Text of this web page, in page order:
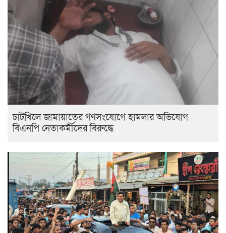
চাটখিলে জামায়াতের গণসংযোগে হামলার অভিযোগ
বিএনপি নেতাকর্মীদের বিরুদ্ধে